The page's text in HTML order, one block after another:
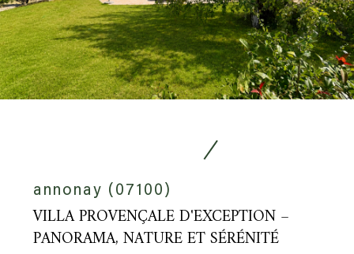
annonay (07100)
VILLA PROVENÇALE D'EXCEPTION –
PANORAMA, NATURE ET SÉRÉNITÉ